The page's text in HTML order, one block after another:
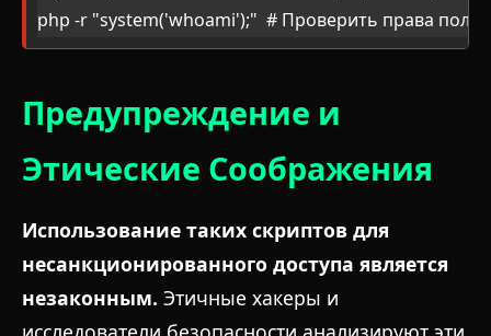
php -r "system('whoami');"  # Проверить права
Предупреждение и
Этические Соображения
Использование таких скриптов для
несанкционированного доступа является
незаконным. Этичные хакеры и